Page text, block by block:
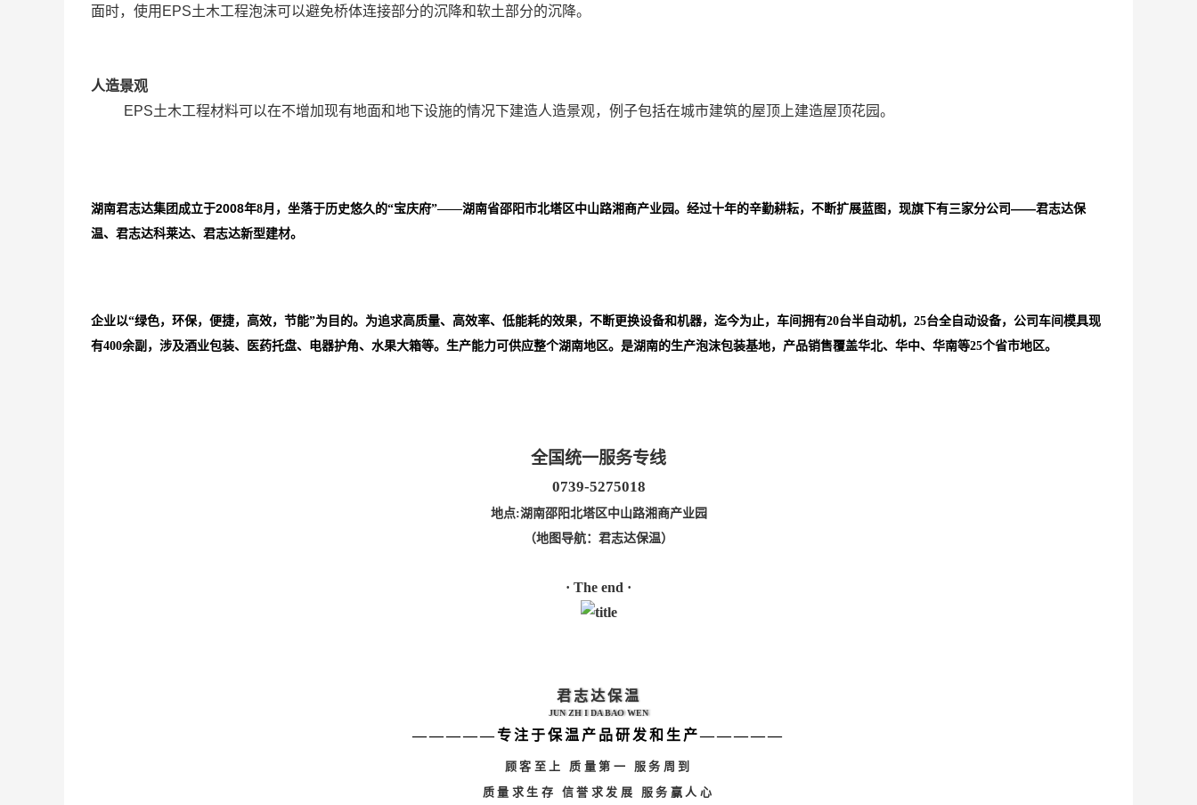
面时，使用EPS土木工程泡沫可以避免桥体连接部分的沉降和软土部分的沉降。
人造景观
EPS土木工程材料可以在不增加现有地面和地下设施的情况下建造人造景观，例子包括在城市建筑的屋顶上建造屋顶花园。
湖南君志达集团成立于2008年8月 ，坐落于历史悠久的“宝庆府”——湖南省邵阳市北塔区中山路湘商产业园。 经过十年的辛勤耕耘，不断扩展蓝图，现旗下有三家分公司 ——君志达保
温、君志达科莱达、君志达新型建材。
企业以“绿色，环保，便捷，高效，节能”为目的。为追求高质量、高效率、低能耗的效果，不断更换设备和机器，迄今为止，车间拥有20台半自动机，25台全自动设备，公司车间模具现
有400余副，涉及酒业包装、医药托盘、电器护角、水果大箱等。生产能力可供应整个湖南地区。 是湖南的生产泡沫包装基地，产品销售覆盖华北、华中、华南等25个省市地区。
全国统一服务专线
0739-5275018
地点:湖南邵阳北塔区中山路湘商产业园
（地图导航：君志达保温）
· The end ·
君志达保温
JUN ZH I DA BAO WEN
—————专注于保温产品研发和生产—————
顾客至上 质量第一 服务周到
质量求生存 信誉求发展 服务赢人心